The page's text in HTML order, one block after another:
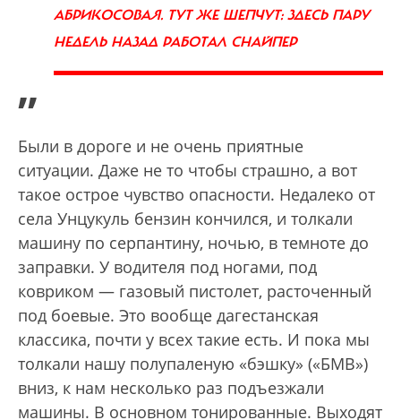
АБРИКОСОВАЯ. ТУТ ЖЕ ШЕПЧУТ: ЗДЕСЬ ПАРУ
НЕДЕЛЬ НАЗАД РАБОТАЛ СНАЙПЕР
”
Были в дороге и не очень приятные
ситуации. Даже не то чтобы страшно, а вот
такое острое чувство опасности. Недалеко от
села Унцукуль бензин кончился, и толкали
машину по серпантину, ночью, в темноте до
заправки. У водителя под ногами, под
ковриком — газовый пистолет, расточенный
под боевые. Это вообще дагестанская
классика, почти у всех такие есть. И пока мы
толкали нашу полупаленую «бэшку» («БМВ»)
вниз, к нам несколько раз подъезжали
машины. В основном тонированные. Выходят